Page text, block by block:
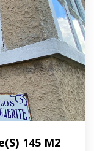
145 M2